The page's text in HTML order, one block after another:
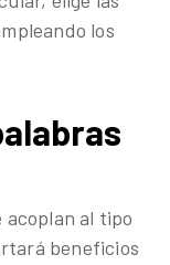
los
acoplan al tipo
beneficios